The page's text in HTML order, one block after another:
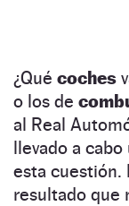
¿Qué coches
o los de
al Real
llevado a
esta cuestión.
resultado que